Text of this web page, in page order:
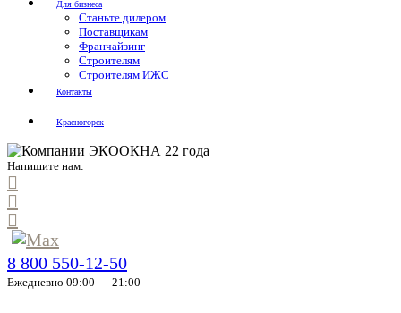
Для бизнеса
Станьте дилером
Поставщикам
Франчайзинг
Строителям
Строителям ИЖС
Контакты
Красногорск
Напишите нам:
8 800 550-12-50
Ежедневно 09:00 — 21:00